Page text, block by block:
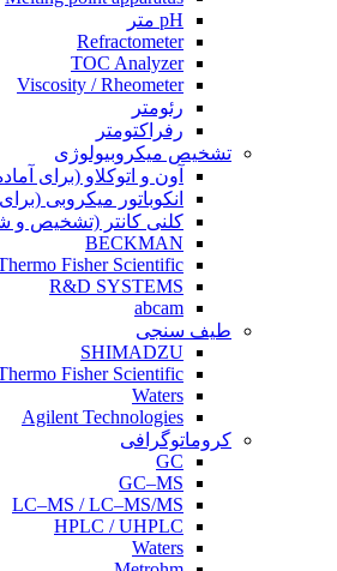
pH متر
Refractometer
TOC Analyzer
Viscosity / Rheometer
رئومتر
رفراکتومتر
تشخیص میکروبیولوژی
آون و اتوکلاو (برای
انکوباتور میکروبی
کلنی کانتر (تشخیص
BECKMAN
Fisher Scientific
R&D SYSTEMS
abcam
طیف‌ سنجی
SHIMADZU
Fisher Scientific
Waters
Agilent Technologies
کروماتوگرافی
GC
GC–MS
LC–MS / LC–MS/MS
HPLC / UHPLC
Waters